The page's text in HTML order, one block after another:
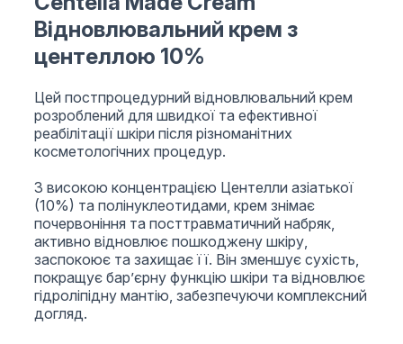
Відновлювальний крем з
центеллою 10%
Цей постпроцедурний відновлювальний крем
розроблений для швидкої та ефективної
реабілітації шкіри після різноманітних
косметологічних процедур.
З високою концентрацією Центелли азіатької
(10%) та полінуклеотидами, крем знімає
почервоніння та посттравматичний набряк,
активно відновлює пошкоджену шкіру,
заспокоює та захищає її. Він зменшує сухість,
покращує бар’єрну функцію шкіри та відновлює
гідроліпідну мантію, забезпечуючи комплексний
догляд.